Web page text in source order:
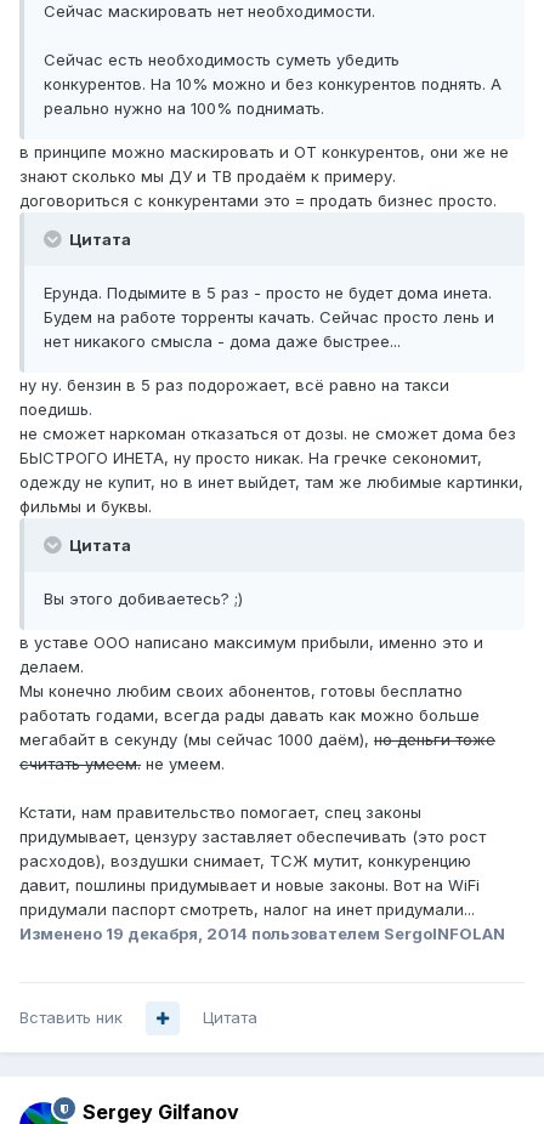
Сейчас маскировать нет необходимости.
Сейчас есть необходимость суметь убедить
конкурентов. На 10% можно и без конкурентов поднять. А
реально нужно на 100% поднимать.
в принципе можно маскировать и ОТ конкурентов, они же не
знают сколько мы ДУ и ТВ продаём к примеру.
договориться с конкурентами это = продать бизнес просто.
Цитата
Ерунда. Подымите в 5 раз - просто не будет дома инета.
Будем на работе торренты качать. Сейчас просто лень и
нет никакого смысла - дома даже быстрее...
ну ну. бензин в 5 раз подорожает, всё равно на такси
поедишь.
не сможет наркоман отказаться от дозы. не сможет дома без
БЫСТРОГО ИНЕТА, ну просто никак. На гречке секономит,
одежду не купит, но в инет выйдет, там же любимые картинки,
фильмы и буквы.
Цитата
Вы этого добиваетесь? ;)
в уставе ООО написано максимум прибыли, именно это и
делаем.
Мы конечно любим своих абонентов, готовы бесплатно
работать годами, всегда рады давать как можно больше
мегабайт в секунду (мы сейчас 1000 даём), но деньги тоже
считать умеем. не умеем.
Кстати, нам правительство помогает, спец законы
придумывает, цензуру заставляет обеспечивать (это рост
расходов), воздушки снимает, ТСЖ мутит, конкуренцию
давит, пошлины придумывает и новые законы. Вот на WiFi
придумали паспорт смотреть, налог на инет придумали...
Изменено 19 декабря, 2014 пользователем SergoINFOLAN
Вставить ник Цитата
Sergey Gilfanov